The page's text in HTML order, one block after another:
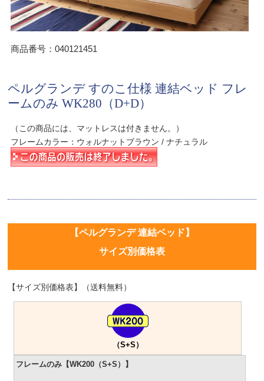
商品番号：040121451
ペルグランデ すのこ仕様 連結ベッド フレ
ームのみ WK280（D+D）
（この商品には、マットレスは付きません。）
フレームカラー：ウォルナットブラウン / ナチュラル
【ペルグランデ 連結ベッド】
サイズ別価格表
【サイズ別価格表】（送料無料）
（S+S）